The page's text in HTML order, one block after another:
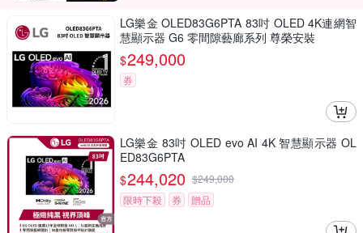
LG樂金 OLED83G6PTA 83吋 OLED 4K連網智
慧顯示器 G6 零間隙藝廊系列 尊榮安裝
$249,000
券
LG樂金 83吋 OLED evo AI 4K 智慧顯示器 OL
ED83G6PTA
$244,020 $249,000
限時下殺
券 贈品